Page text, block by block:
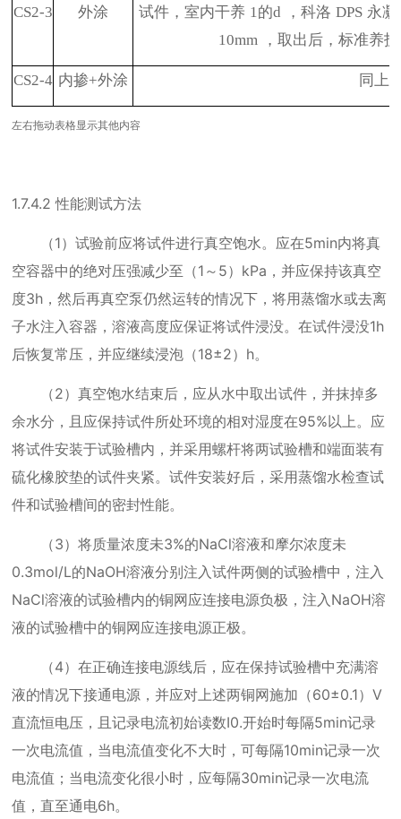
CS2-3 外涂 试件，室内干养 1的d ，科洛 DPS 永
10mm
，取出后，标准养护
CS2-4 内掺+外涂 同上
左右拖动表格显示其他内容
1.7.4.2性能测试方法
（1）试验前应将试件进行真空饱水。应在5min内将真
空容器中的绝对压强减少至（1 ～ 5） kPa ，并应保持该真空
度3h ，然后再真空泵仍然运转的情况下，将用蒸馏水或去离
子水注入容器，溶液高度应保证将试件浸没。在试件浸没1h
后恢复常压，并应继续浸泡（18±2） h。
（2）真空饱水结束后，应从水中取出试件，并抹掉多
余水分，且应保持试件所处环境的相对湿度在95%以上。应
将试件安装于试验槽内，并采用螺杆将两试验槽和端面装有
硫化橡胶垫的试件夹紧。试件安装好后，采用蒸馏水检查试
件和试验槽间的密封性能。
（3）将质量浓度未3%的NaCl溶液和摩尔浓度未
0.3mol/L的NaOH溶液分别注入试件两侧的试验槽中，注入
NaCl溶液的试验槽内的铜网应连接电源负极，注入 NaOH溶
液的试验槽中的铜网应连接电源正极。
（4）在正确连接电源线后，应在保持试验槽中充满溶
液的情况下接通电源，并应对上述两铜网施加（60±0.1）V
直流恒电压，且记录电流初始读数I0.开始时每隔5min记录
一次电流值，当电流值变化不大时，可每隔10min记录一次
电流值；当电流变化很小时，应每隔30min记录一次电流
值，直至通电6h。